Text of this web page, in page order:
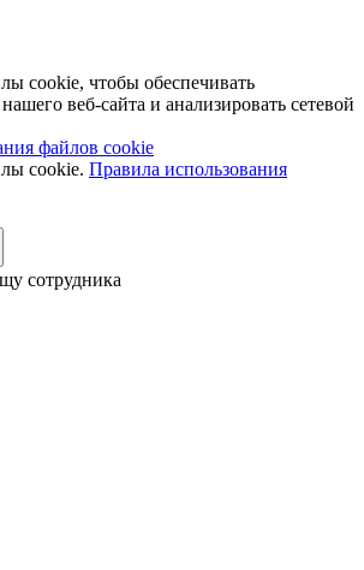
cookie, чтобы обеспечивать
веб-сайта и анализировать сетевой
файлов cookie
cookie. Правила использования
сотрудника